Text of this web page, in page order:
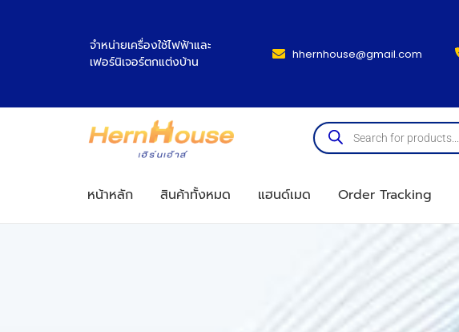
จำหน่ายเครื่องใช้ไฟฟ้าและ
เฟอร์นิเจอร์ตกแต่งบ้าน
hhernhouse@gmail.com
หน้าหลัก สินค้าทั้งหมด แฮนด์เมด Order Tracking